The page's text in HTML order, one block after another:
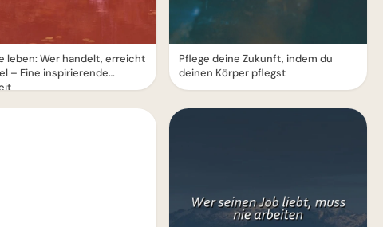
leben: Wer handelt, erreicht
– Eine inspirierende
Pflege deine Zukunft, indem du
deinen Körper pflegst